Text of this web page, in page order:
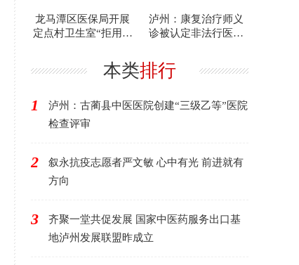
龙马潭区医保局开展
定点村卫生室“拒用医
泸州：康复治疗师义
诊被认定非法行医，
本类排行
1
泸州：古蔺县中医医院创建“三级乙等”医院
检查评审
2
叙永抗疫志愿者严文敏 心中有光 前进就有
方向
3
齐聚一堂共促发展 国家中医药服务出口基
地泸州发展联盟昨成立